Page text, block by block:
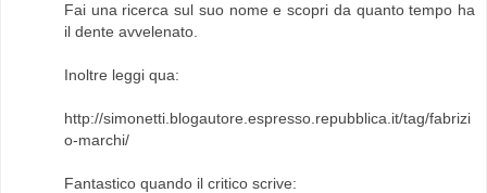
Fai una ricerca sul suo nome e scopri da quanto tempo ha
il dente avvelenato.
Inoltre leggi qua:
http://simonetti.blogautore.espresso.repubblica.it/tag/fabrizi
o-marchi/
Fantastico quando il critico scrive: